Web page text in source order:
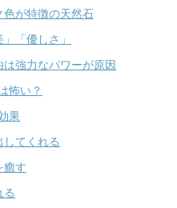
色が特徴の天然石
「優しさ」
強力なパワーが原因
怖い？
果
てくれる
癒す
る